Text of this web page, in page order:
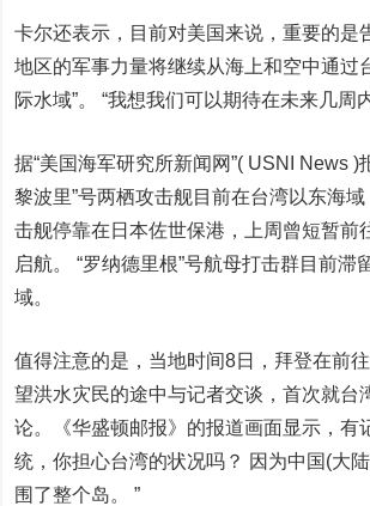
卡尔还表示，目前对美国来说，重要的是
地区的军事力量将继续从海上和空中通过
际水域”。 “我想我们可以期待在未来几周
据“美国海军研究所新闻网”( USNI News )
黎波里”号两栖攻击舰目前在台湾以东海域
击舰停靠在日本佐世保港，上周曾短暂前
启航。 “罗纳德里根”号航母打击群目前滞
域。
值得注意的是，当地时间8日，拜登在前
望洪水灾民的途中与记者交谈，首次就台
论。《华盛顿邮报》的报道画面显示，有
统，你担心台湾的状况吗？ 因为中国(大
围了整个岛。 ”